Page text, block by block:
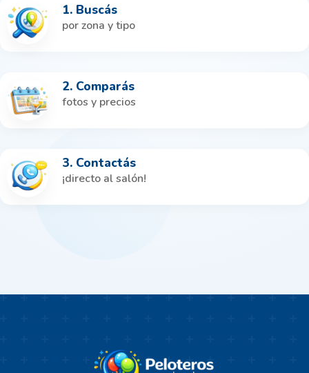
1. Buscás
por zona y tipo
2. Comparás
fotos y precios
3. Contactás
¡directo al salón!